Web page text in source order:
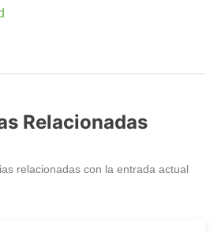
Relacionadas
relacionadas con la entrada actual